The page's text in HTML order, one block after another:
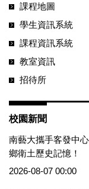
課程地圖
學生資訊系統
課程資訊系統
教室資訊
招待所
校園新聞
南藝大攜手客發中
鄉衛土歷史記憶！
2026-08-07 00:00